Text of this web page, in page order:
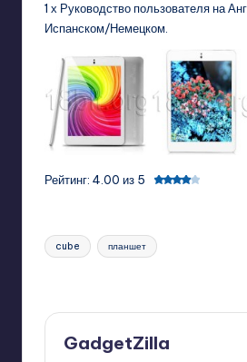
1 х Руководство пользователя на
Испанском/Немецком.
Рейтинг: 4.00 из 5
Tags:
cube планшет
GadgetZilla